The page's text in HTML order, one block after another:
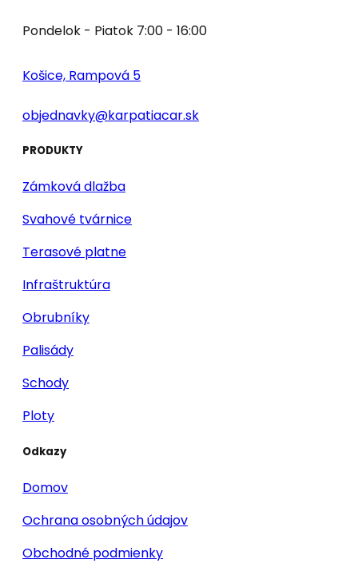
Pondelok - Piatok 7:00 - 16:00
Košice, Rampová 5
objednavky@karpatiacar.sk
PRODUKTY
Zámková dlažba
Svahové tvárnice
Terasové platne
Infraštruktúra
Obrubníky
Palisády
Schody
Ploty
Odkazy
Domov
Ochrana osobných údajov
Obchodné podmienky